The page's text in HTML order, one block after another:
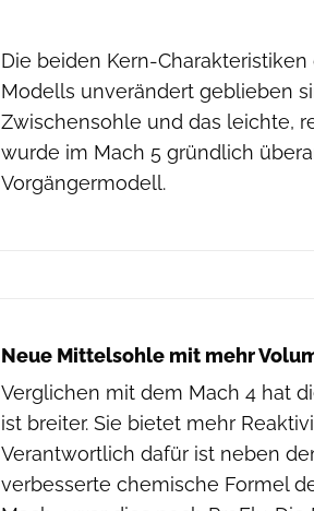
Die beiden Kern-
Modells unverändert geblieben
Zwischensohle und das leichte,
wurde im Mach 5 gründlich
Vorgängermodell.
Neue Mittelsohle mit mehr
Verglichen mit dem Mach 4 hat
ist breiter. Sie bietet mehr
Verantwortlich dafür ist neben
verbesserte chemische Formel